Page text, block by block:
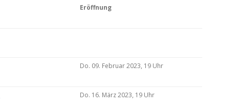
Eröffnung
Do. 09. Februar 2023, 19 Uhr
Do. 16. März 2023, 19 Uhr